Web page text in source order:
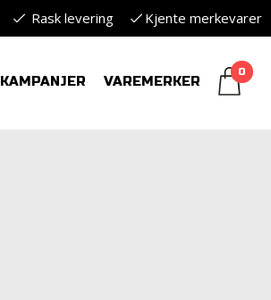
Rask levering Kjente merkevarer
KAMPANJER VAREMERKER
0